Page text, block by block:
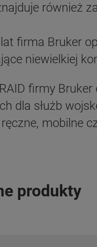
również
firma Bruker
niewielkiej
firmy
dla służb
mobilne
produkty